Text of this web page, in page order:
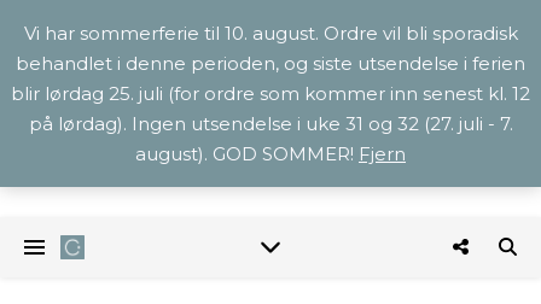
Vi har sommerferie til 10. august. Ordre vil bli sporadisk
behandlet i denne perioden, og siste utsendelse i ferien
blir lørdag 25. juli (for ordre som kommer inn senest kl. 12
på lørdag). Ingen utsendelse i uke 31 og 32 (27. juli - 7.
august). GOD SOMMER! Fjern